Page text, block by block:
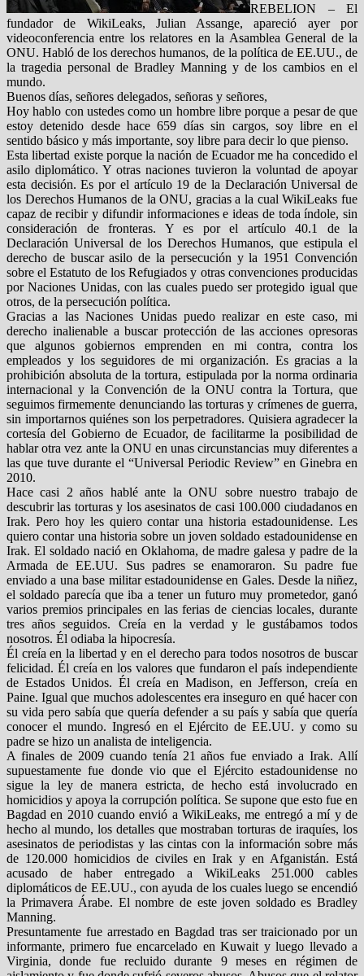
REBELION – El
fundador de WikiLeaks, Julian Assange, apareció ayer por
videoconferencia entre los relatores en la Asamblea General de la
ONU. Habló de los derechos humanos, de la política de EE.UU., de
la tragedia personal de Bradley Manning y de los cambios en el
mundo.
Buenos días, señores delegados, señoras y señores,
Hoy hablo con ustedes como un hombre libre porque a pesar de que
estoy detenido desde hace 659 días sin cargos, soy libre en el
sentido básico y más importante, soy libre para decir lo que pienso.
Esta libertad existe porque la nación de Ecuador me ha concedido el
asilo diplomático. Y otras naciones tuvieron la voluntad de apoyar
esta decisión. Es por el artículo 19 de la Declaración Universal de
los Derechos Humanos de la ONU, gracias a la cual WikiLeaks fue
capaz de recibir y difundir informaciones e ideas de toda índole, sin
consideración de fronteras. Y es por el artículo 40.1 de la
Declaración Universal de los Derechos Humanos, que estipula el
derecho de buscar asilo de la persecución y la 1951 Convención
sobre el Estatuto de los Refugiados y otras convenciones producidas
por Naciones Unidas, con las cuales puedo ser protegido igual que
otros, de la persecución política.
Gracias a las Naciones Unidas puedo realizar en este caso, mi
derecho inalienable a buscar protección de las acciones opresoras
que algunos gobiernos emprenden en mi contra, contra los
empleados y los seguidores de mi organización. Es gracias a la
prohibición absoluta de la tortura, estipulada por la norma ordinaria
internacional y la Convención de la ONU contra la Tortura, que
seguimos firmemente denunciando las torturas y crímenes de guerra,
sin importarnos quiénes son los perpetradores. Quisiera agradecer la
cortesía del Gobierno de Ecuador, de facilitarme la posibilidad de
hablar otra vez ante la ONU en unas circunstancias muy diferentes a
las que tuve durante el “Universal Periodic Review” en Ginebra en
2010.
Hace casi 2 años hablé ante la ONU sobre nuestro trabajo de
descubrir las torturas y los asesinatos de casi 100.000 ciudadanos en
Irak. Pero hoy les quiero contar una historia estadounidense. Les
quiero contar una historia sobre un joven soldado estadounidense en
Irak. El soldado nació en Oklahoma, de madre galesa y padre de la
Armada de EE.UU. Sus padres se enamoraron. Su padre fue
enviado a una base militar estadounidense en Gales. Desde la niñez,
el soldado parecía que iba a tener un futuro muy prometedor, ganó
varios premios principales en las ferias de ciencias locales, durante
tres años seguidos. Creía en la verdad y le gustábamos todos
nosotros. Él odiaba la hipocresía.
Él creía en la libertad y en el derecho para todos nosotros de buscar
felicidad. Él creía en los valores que fundaron el país independiente
de Estados Unidos. Él creía en Madison, en Jefferson, creía en
Paine. Igual que muchos adolescentes era inseguro en qué hacer con
su vida pero sabía que quería defender a su país y sabía que quería
conocer el mundo. Ingresó en el Ejército de EE.UU. y como su
padre se hizo un analista de inteligencia.
A finales de 2009 cuando tenía 21 años fue enviado a Irak. Allí
supuestamente fue donde vio que el Ejército estadounidense no
sigue la ley de manera estricta, de hecho está involucrado en
homicidios y apoya la corrupción política. Se supone que esto fue en
Bagdad en 2010 cuando envió a WikiLeaks, me entregó a mí y de
hecho al mundo, los detalles que mostraban torturas de iraquíes, los
asesinatos de periodistas y las cintas con la información sobre más
de 120.000 homicidios de civiles en Irak y en Afganistán. Está
acusado de haber entregado a WikiLeaks 251.000 cables
diplomáticos de EE.UU., con ayuda de los cuales luego se encendió
la Primavera Árabe. El nombre de este joven soldado es Bradley
Manning.
Presuntamente fue arrestado en Bagdad tras ser traicionado por un
informante, primero fue encarcelado en Kuwait y luego llevado a
Virginia, donde fue recluido durante 9 meses en régimen de